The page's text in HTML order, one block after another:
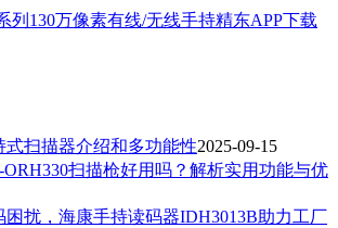
列130万像素有线/无线手持精东APP下载
式扫描器介绍和多功能性2025-09-15
扫描枪好用吗？解析实用功能与优
扰，海康手持读码器IDH3013B助力工厂